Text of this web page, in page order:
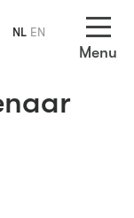
Menu
NL EN